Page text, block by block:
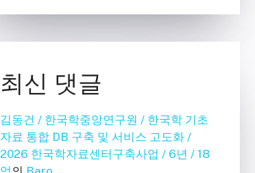
최신 댓글
김동건 / 한국학중앙연구원 / 한국학 기초
자료 통합 DB 구축 및 서비스 고도화 /
2026 한국학자료센터구축사업 / 6년 / 18